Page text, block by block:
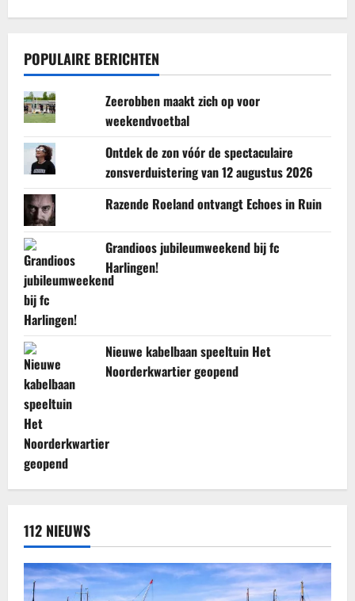
POPULAIRE BERICHTEN
Zeerobben maakt zich op voor
weekendvoetbal
Ontdek de zon vóór de spectaculaire
zonsverduistering van 12 augustus 2026
Razende Roeland ontvangt Echoes in Ruin
Grandioos jubileumweekend bij fc
Harlingen!
Nieuwe kabelbaan speeltuin Het
Noorderkwartier geopend
112 NIEUWS